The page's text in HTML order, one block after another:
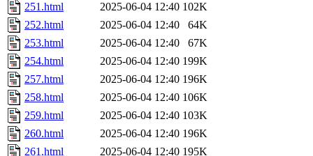
251.html
2025-06-04 12:40 102K
252.html
2025-06-04 12:40
64K
253.html
2025-06-04 12:40
67K
254.html
2025-06-04 12:40 199K
257.html
2025-06-04 12:40 196K
258.html
2025-06-04 12:40 106K
259.html
2025-06-04 12:40 103K
260.html
2025-06-04 12:40 196K
261.html
2025-06-04 12:40 195K